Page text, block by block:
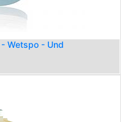
Wetspo - Und